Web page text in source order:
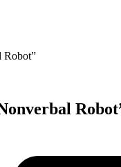
Robot”